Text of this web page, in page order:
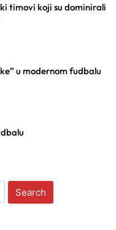
timovi koji su dominirali
u modernom fudbalu